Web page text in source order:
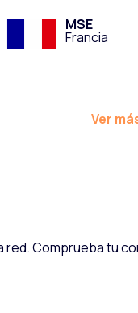
MSE
Francia
Ver
Comprueba tu